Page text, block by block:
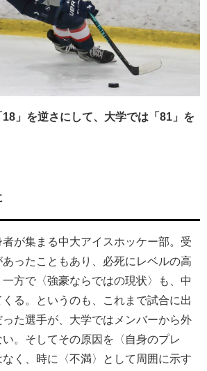
」を逆さにして、大学では「81」を
が集まる中大アイスホッケー部。受
ったこともあり、必死にレベルの高
方で〈強豪ならではの現状〉も、中
る。というのも、これまで試合に出
た選手が、大学ではメンバーから外
。そしてその原因を〈自身のプレ
く、時に〈不満〉として周囲に示す